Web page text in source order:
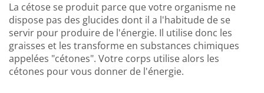
La cétose se produit parce que votre organisme ne
dispose pas des glucides dont il a l'habitude de se
servir pour produire de l'énergie. Il utilise donc les
graisses et les transforme en substances chimiques
appelées "cétones". Votre corps utilise alors les
cétones pour vous donner de l'énergie.